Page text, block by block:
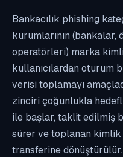
Bankacılık phishing
kurumlarının (bankalar,
operatörleri) marka
kullanıcılardan oturum
verisi toplamayı
zinciri çoğunlukla
ile başlar, taklit edilmiş
sürer ve toplanan
transferine